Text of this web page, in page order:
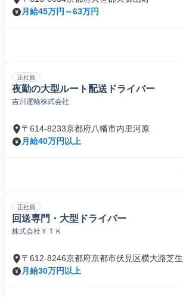
月給45万円～63万円
正社員
夜勤の大型ルート配送ドライバー
吉川運輸株式会社
〒614-8233京都府八幡市内里河原
月給40万円以上
正社員
回送専門・大型ドライバー
株式会社ＹＴＫ
〒612-8246京都府京都市伏見区横大路芝生
月給30万円以上